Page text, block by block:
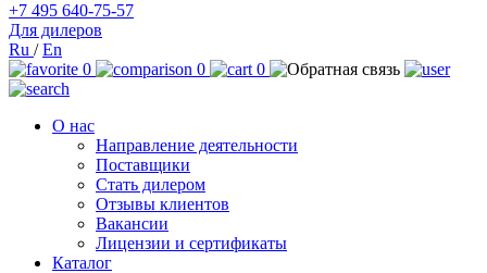
+7 495 640-75-57
Для дилеров
Ru /En
0
0 0
О нас
Направление деятельности
Поставщики
Стать дилером
Отзывы клиентов
Вакансии
Лицензии и сертификаты
Каталог